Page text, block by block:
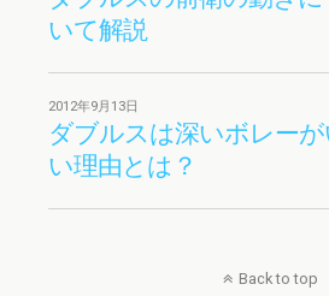
いて解説
2012年9月13日
ダブルスは深いボレーが
い理由とは？
Back to top